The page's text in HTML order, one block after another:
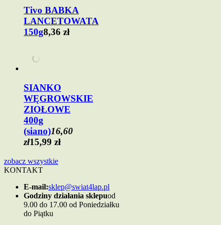
Tivo BABKA
LANCETOWATA
150g8,36 zł
SIANKO
WĘGROWSKIE
ZIOŁOWE
400g
(siano)16,60
zł15,99 zł
zobacz wszystkie
KONTAKT
E-mail:sklep@swiat4lap.pl
Godziny działania sklepuod
9.00 do 17.00 od Poniedziałku
do Piątku